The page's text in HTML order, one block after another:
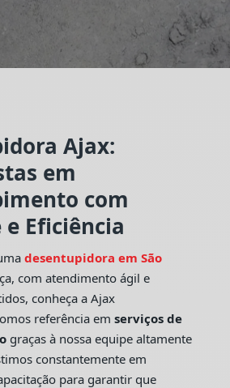
Ajax:
em
com
Eficiência
desentupidora em São
com atendimento ágil e
conheça a Ajax
referência em serviços de
graças à nossa equipe altamente
constantemente em
para garantir que